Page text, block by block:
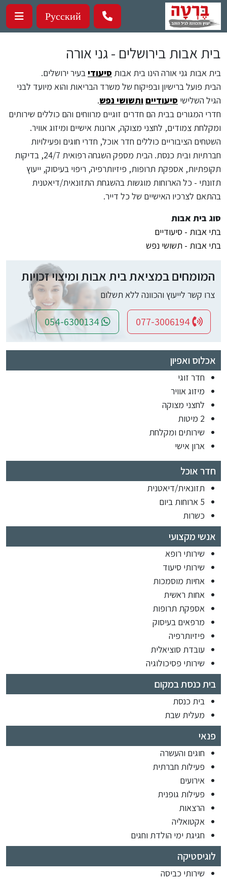
דילוג לתוכן העיקרי
Русский
בית אבות בירושלים - גני אורה
בית אבות גני אורה הינו בית אבות סיעודי בעיר ירושלים.
הבית פועל ברישיון ובפיקוח של משרד הבריאות והוא מיועד לבני
הגיל השלישי סיעודיים ותשושי נפש.
חדרי המגורים בבית הם חדרים זוגיים מרווחים והם כוללים שירותים
ומקלחת צמודים, לחצני מצוקה, ארונות אישיים ומיזוג אוויר.
השטחים הציבוריים כוללים חדר אוכל, חדרי חוגים ופעילויות
חברתיות ובית כנסת. הבית מספק השגחה רפואית 24/7, בדיקות
תקופתיות, אספקת תרופות, פיזיותרפיה, ריפוי בעיסוק, ייעוץ
תזונתי - כל הארוחות מוגשות בהשגחת התזונאית/דיאטנית
בהתאם לצרכיו האישיים של כל דייר.
סוג בית אבות
בתי אבות - סיעודיים
בתי אבות - תשושי נפש
המומחים במציאת בית אבות ומיצוי זכויות
צרו קשר לייעוץ והכוונה ללא תשלום
אכלוס ואפיון
חדר זוגי
מיזוג אוויר
לחצני מצוקה
2 מיטות
שירותים ומקלחת
ארון אישי
חדר אוכל
תזונאית/דיאטנית
5 ארוחות ביום
כשרות
אנשי מקצועי
שירותי רופא
שירותי סיעוד
אחיות מוסמכות
אחות ראשית
אספקת תרופות
מרפאים בעיסוק
פיזיותרפיה
עובדת סוציאלית
שירותי פסיכולוגיה
בית כנסת במקום
בית כנסת
מעלית שבת
פנאי
חוגים והעשרה
פעילות חברתית
אירועים
פעילות גופנית
הרצאות
אקטואליה
חגיגת ימי הולדת וחגים
לוגיסטיקה
שירותי כביסה